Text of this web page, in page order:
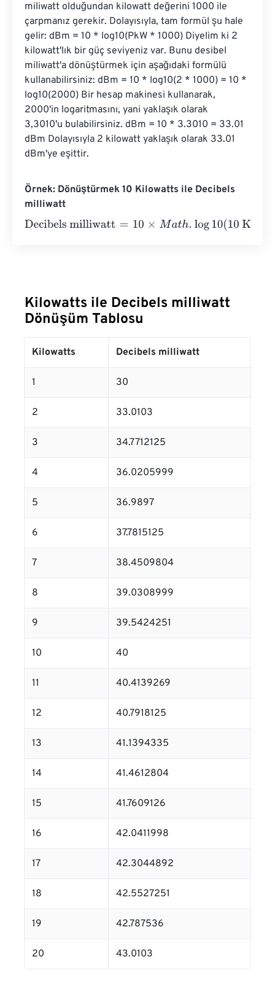
miliwatt olduğundan kilowatt değerini 1000 ile
çarpmanız gerekir. Dolayısıyla, tam formül şu hale
gelir: dBm = 10 * log10(PkW * 1000) Diyelim ki 2
kilowatt'lık bir güç seviyeniz var. Bunu desibel
miliwatt'a dönüştürmek için aşağıdaki formülü
kullanabilirsiniz: dBm = 10 * log10(2 * 1000) = 10 *
log10(2000) Bir hesap makinesi kullanarak,
2000'in logaritmasını, yani yaklaşık olarak
3,3010'u bulabilirsiniz. dBm = 10 * 3.3010 = 33.01
dBm Dolayısıyla 2 kilowatt yaklaşık olarak 33.01
dBm'ye eşittir.
Örnek: Dönüştürmek 10 Kilowatts ile Decibels
milliwatt
Decibels milliwatt=10 ×M ath .log10(10 Kilowatts⋅1000
Kilowatts ile Decibels milliwatt
Dönüşüm Tablosu
Kilowatts Decibels milliwatt
1 30
2 33.0103
3 34.7712125
4 36.0205999
5 36.9897
6 37.7815125
7 38.4509804
8 39.0308999
9 39.5424251
10 40
11 40.4139269
12 40.7918125
13 41.1394335
14 41.4612804
15 41.7609126
16 42.0411998
17 42.3044892
18 42.5527251
19 42.787536
20 43.0103